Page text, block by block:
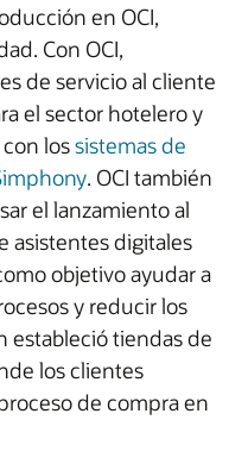
en OCI,
Con OCI,
de servicio al cliente
el sector hotelero y
lossistemas de
. OCI también
el lanzamiento al
asistentes digitales
objetivo ayudar a
y reducir los
estableció tiendas de
los clientes
de compra en